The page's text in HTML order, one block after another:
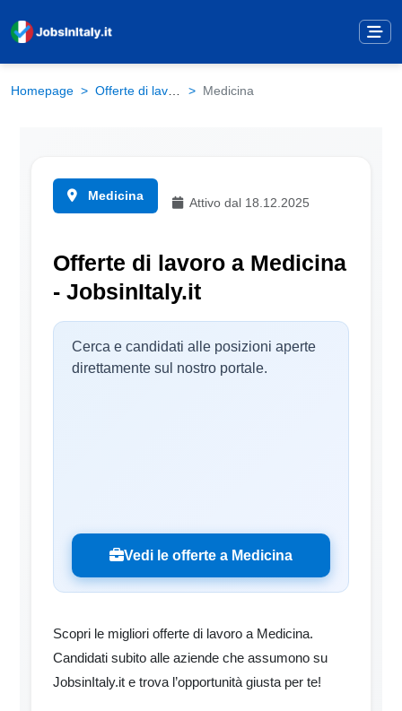
Homepage Offerte di lavoro Medicina
Medicina
Attivo dal 18.12.2025
Offerte di lavoro a Medicina
- JobsinItaly.it
Cerca e candidati alle posizioni aperte
direttamente sul nostro portale.
Vedi le offerte a Medicina
Scopri le migliori offerte di lavoro a Medicina.
Candidati subito alle aziende che assumono su
JobsinItaly.it e trova l’opportunità giusta per te!